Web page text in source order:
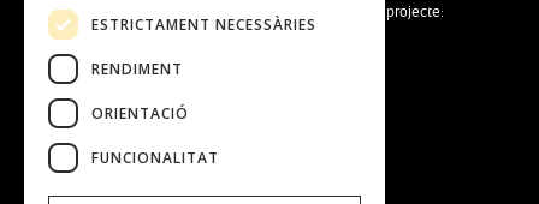
La Fundació Mallorca Literària forma part del projecte:
Fundació Mallorca Literària
ESTRICTAMENT NECESSÀRIES
RENDIMENT
ORIENTACIÓ
FUNCIONALITAT